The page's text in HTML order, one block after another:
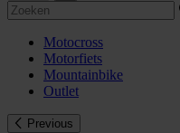
Motocross
Motorfiets
Mountainbike
Outlet
Previous